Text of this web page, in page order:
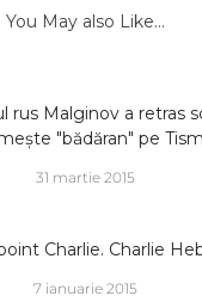
You May also Like...
rus Malginov a retras
"bădăran" pe
31 martie 2015
Charlie. Charlie
7 ianuarie 2015